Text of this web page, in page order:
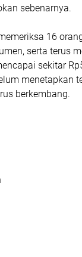
sebenarnya.
16
serta terus
sekitar
menetapkan
berkembang.